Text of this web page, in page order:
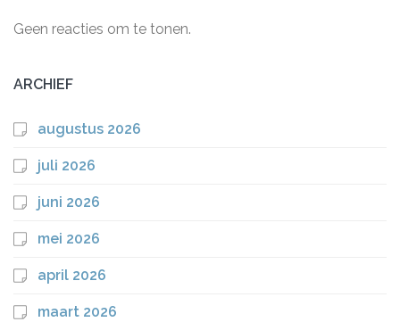
Geen reacties om te tonen.
ARCHIEF
augustus 2026
juli 2026
juni 2026
mei 2026
april 2026
maart 2026